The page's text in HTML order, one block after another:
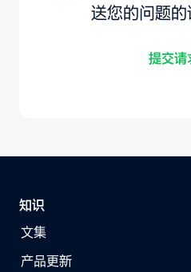
送您的问题的
提交请
知识
文集
产品更新